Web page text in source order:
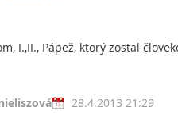
I.,II., Pápež, ktorý zostal
28.4.2013 21:29